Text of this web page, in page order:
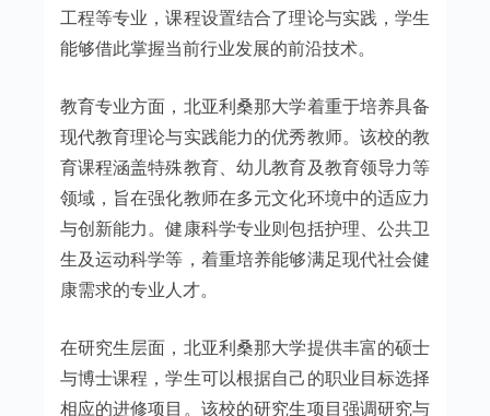
工程等专业，课程设置结合了理论与实践，学生
能够借此掌握当前行业发展的前沿技术。
教育专业方面，北亚利桑那大学着重于培养具备
现代教育理论与实践能力的优秀教师。该校的教
育课程涵盖特殊教育、幼儿教育及教育领导力等
领域，旨在强化教师在多元文化环境中的适应力
与创新能力。健康科学专业则包括护理、公共卫
生及运动科学等，着重培养能够满足现代社会健
康需求的专业人才。
在研究生层面，北亚利桑那大学提供丰富的硕士
与博士课程，学生可以根据自己的职业目标选择
相应的进修项目。该校的研究生项目强调研究与